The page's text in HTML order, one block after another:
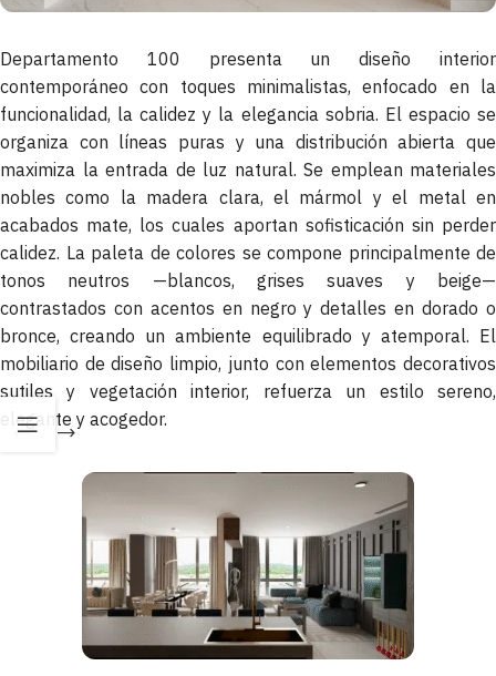
Departamento 100 presenta un diseño interior
contemporáneo con toques minimalistas, enfocado en la
funcionalidad, la calidez y la elegancia sobria. El espacio se
organiza con líneas puras y una distribución abierta que
maximiza la entrada de luz natural. Se emplean materiales
nobles como la madera clara, el mármol y el metal en
acabados mate, los cuales aportan sofisticación sin perder
calidez. La paleta de colores se compone principalmente de
tonos neutros —blancos, grises suaves y beige—
contrastados con acentos en negro y detalles en dorado o
bronce, creando un ambiente equilibrado y atemporal. El
mobiliario de diseño limpio, junto con elementos decorativos
sutiles y vegetación interior, refuerza un estilo sereno,
elegante y acogedor.